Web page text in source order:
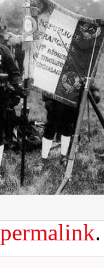
permalink.